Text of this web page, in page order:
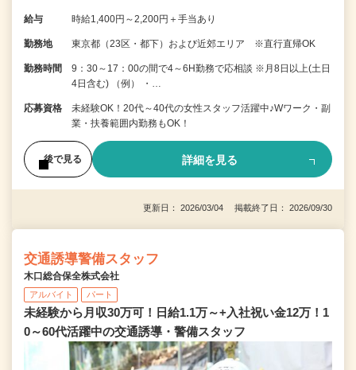
給与 時給1,400円～2,200円＋手当あり
勤務地 東京都（23区・都下）および近郊エリア ※直行直帰OK
勤務時間
9：30～17：00の間で4～6H勤務で応相談 ※月8日以上(土日
4日含む) （例） ・…
応募資格
未経験OK！20代～40代の女性スタッフ活躍中♪Wワーク・副
業・扶養範囲内勤務もOK！
後で見る 詳細を見る
更新日： 2026/03/04 掲載終了日： 2026/09/30
交通誘導警備スタッフ
木口総合保全株式会社
アルバイト パート
未経験から月収30万可！日給1.1万～+入社祝い金12万！1
0～60代活躍中の交通誘導・警備スタッフ